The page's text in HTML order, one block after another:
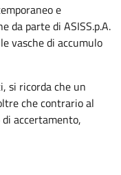
e
da parte di ASISS.p.A.
vasche di accumulo
si ricorda che un
che contrario al
accertamento,